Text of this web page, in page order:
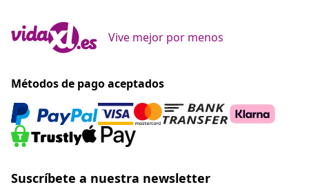
Vive mejor por menos
Métodos de pago aceptados
Suscríbete a nuestra newsletter